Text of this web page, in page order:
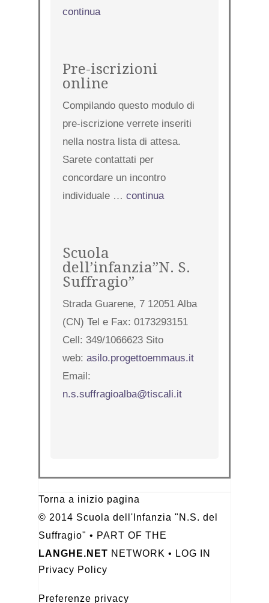
continua
Pre-iscrizioni
online
Compilando questo modulo di
pre-iscrizione verrete inseriti
nella nostra lista di attesa.
Sarete contattati per
concordare un incontro
individuale … continua
Scuola
dell’infanzia”N. S.
Suffragio”
Strada Guarene, 7 12051 Alba
(CN) Tel e Fax: 0173293151
Cell: 349/1066623 Sito
web: asilo.progettoemmaus.it
Email:
n.s.suffragioalba@tiscali.it
Torna a inizio pagina
© 2014 Scuola dell'Infanzia "N.S. del
Suffragio" • PART OF THE
LANGHE.NET NETWORK • LOG IN
Privacy Policy
Preferenze privacy